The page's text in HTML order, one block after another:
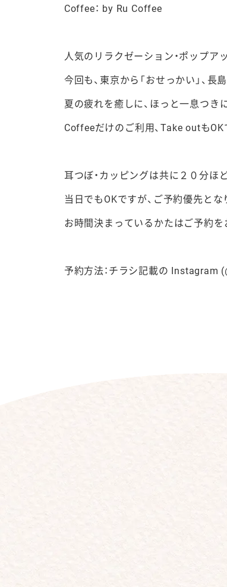
Coffee： by Ru Coffee
人気のリラクゼーション・ポップア
今回も、東京から「おせっかい」、長
夏の疲れを癒しに、ほっと一息つき
Coffeeだけのご利用、Take outもOK
耳つぼ・カッピングは共に２０分ほ
当日でもOKですが、ご予約優先とな
お時間決まっているかたはご予約を
予約方法：チラシ記載の Instagram